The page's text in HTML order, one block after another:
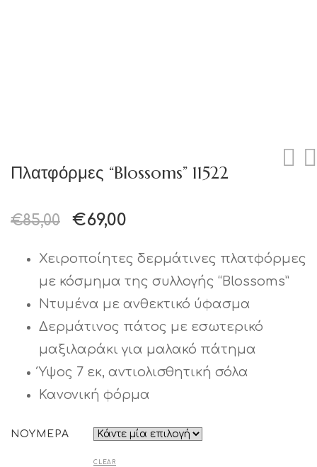
Πλατφόρμες “Blossoms” 11522
€85,00 €69,00
Χειροποίητες δερμάτινες πλατφόρμες
με κόσμημα της συλλογής “Blossoms”
Ντυμένα με ανθεκτικό ύφασμα
Δερμάτινος πάτος με εσωτερικό
μαξιλαράκι για μαλακό πάτημα
Ύψος 7 εκ, αντιολισθητική σόλα
Κανονική φόρμα
ΝΟΥΜΕΡΑ
CLEAR